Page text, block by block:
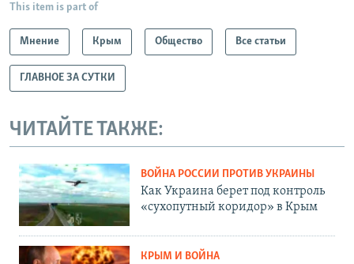
This item is part of
Мнение Крым Общество Все статьи
ГЛАВНОЕ ЗА СУТКИ
ЧИТАЙТЕ ТАКЖЕ:
ВОЙНА РОССИИ ПРОТИВ УКРАИНЫ
Как Украина берет под контроль
«сухопутный коридор» в Крым
КРЫМ И ВОЙНА